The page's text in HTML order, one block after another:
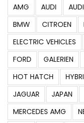
AMG AUDI
BMW
CITROEN
ELECTRIC VEHICLES
FORD
GALERIEN
HOT HATCH
JAGUAR
JAPAN
MERCEDES AMG